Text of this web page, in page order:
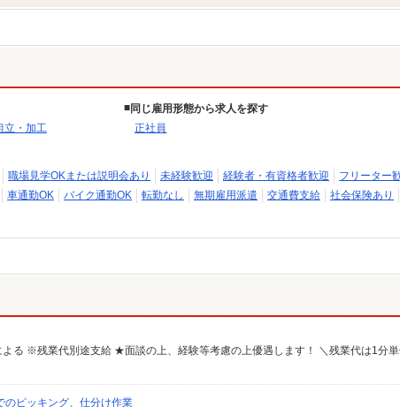
立・加工
同じ雇用形態から求人を探す
正社員
職場見学OKまたは説明会あり 未経験歓迎 経験者・有資格者歓迎
フリーター
車通勤OK バイク通勤OK 転勤なし 無期雇用派遣 交通費支給
社会保険あり
のピッキング、仕分け作業